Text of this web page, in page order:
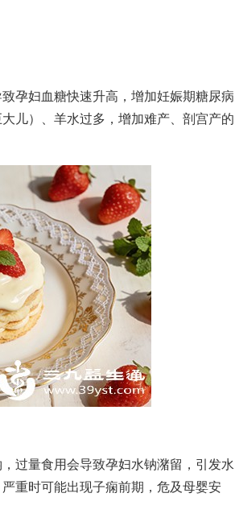
妇血糖快速升高，增加妊娠期糖尿病
儿）、羊水过多，增加难产、剖宫产的
量食用会导致孕妇水钠潴留，引发水
重时可能出现子痫前期，危及母婴安